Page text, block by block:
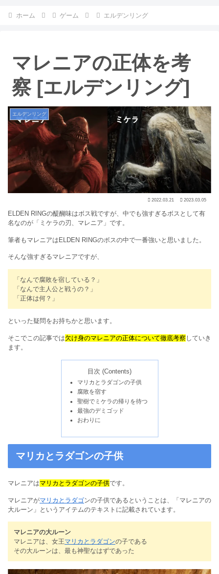
ホーム ゲーム エルデンリング
マレニアの正体を考
察 [エルデンリング]
エルデンリング
2022.03.21 2023.03.05
ELDEN RINGの醍醐味はボス戦ですが、中でも強すぎるボスとして有
名なのが「ミケラの刃、マレニア」です。
筆者もマレニアはELDEN RINGのボスの中で一番強いと思いました。
そんな強すぎるマレニアですが、
「なんで腐敗を宿している？」
「なんで主人公と戦うの？」
「正体は何？」
といった疑問をお持ちかと思います。
そこでこの記事では欠け身のマレニアの正体について徹底考察 していき
ます。
目次 (Contents)
マリカとラダゴンの子供
腐敗を宿す
聖樹でミケラの帰りを待つ
最強のデミゴッド
おわりに
マリカとラダゴンの子供
マレニアはマリカとラダゴンの子供です。
マレニアがマリカとラダゴンの子供であるということは、「マレニアの
大ルーン」というアイテムのテキストに記載されています。
マレニアの大ルーン
マレニアは、女王マリカとラダゴンの子である
その大ルーンは、最も神聖なはずであった